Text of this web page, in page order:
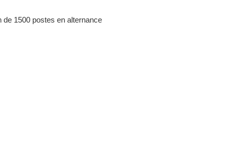
1500 postes en alternance